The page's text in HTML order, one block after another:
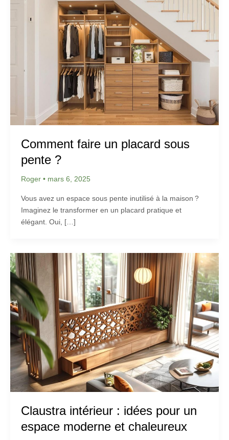
Comment faire un placard sous
pente ?
Roger • mars 6, 2025
Vous avez un espace sous pente inutilisé à la maison ?
Imaginez le transformer en un placard pratique et
élégant. Oui, […]
Claustra intérieur : idées pour un
espace moderne et chaleureux